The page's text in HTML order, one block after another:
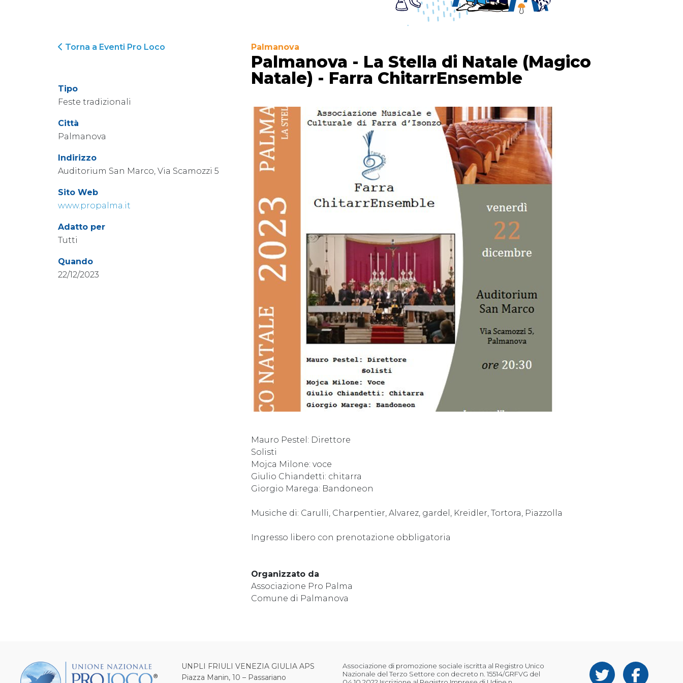
Torna a Eventi Pro Loco
Tipo
Feste tradizionali
Città
Palmanova
Indirizzo
Auditorium San Marco, Via Scamozzi 5
Sito Web
www.propalma.it
Adatto per
Tutti
Quando
22/12/2023
Palmanova
Palmanova - La Stella di Natale (Magico
Natale) - Farra ChitarrEnsemble
Mauro Pestel: Direttore
Solisti
Mojca Milone: voce
Giulio Chiandetti: chitarra
Giorgio Marega: Bandoneon
Musiche di: Carulli, Charpentier, Alvarez, gardel, Kreidler, Tortora, Piazzolla
Ingresso libero con prenotazione obbligatoria
Organizzato da
Associazione Pro Palma
Comune di Palmanova
UNPLI FRIULI VENEZIA GIULIA APS
Piazza Manin, 10 – Passariano
Associazione di promozione sociale iscritta al Registro Unico
Nazionale del Terzo Settore con decreto n. 15514/GRFVG del